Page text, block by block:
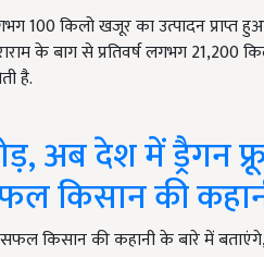
100किलो खजूर का उत्पादन प्राप्त
के बाग से प्रतिवर्ष लगभग21,200
है.
अब देश में ड्रैगन
किसान की
की कहानी के बारे में बताएंगे,